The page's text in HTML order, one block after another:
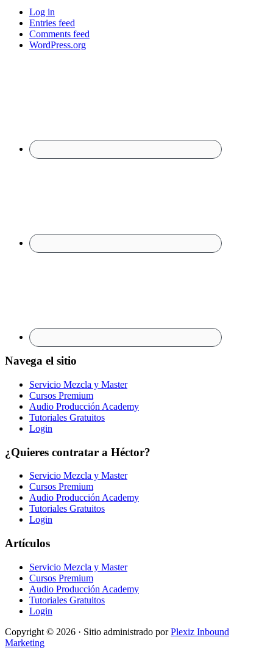
Log in
Entries feed
Comments feed
WordPress.org
Navega el sitio
Servicio Mezcla y Master
Cursos Premium
Audio Producción Academy
Tutoriales Gratuitos
Login
¿Quieres contratar a Héctor?
Servicio Mezcla y Master
Cursos Premium
Audio Producción Academy
Tutoriales Gratuitos
Login
Artículos
Servicio Mezcla y Master
Cursos Premium
Audio Producción Academy
Tutoriales Gratuitos
Login
Copyright © 2026 · Sitio administrado porPlexiz Inbound
Marketing